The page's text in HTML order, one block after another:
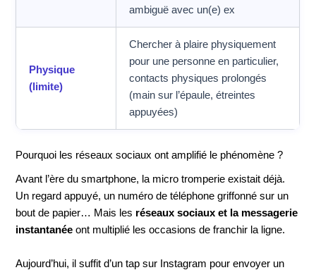
ambiguë avec un(e) ex
Physique
(limite)
Chercher à plaire physiquement
pour une personne en particulier,
contacts physiques prolongés
(main sur l’épaule, étreintes
appuyées)
Pourquoi les réseaux sociaux ont amplifié le phénomène ?
Avant l’ère du smartphone, la micro tromperie existait déjà.
Un regard appuyé, un numéro de téléphone griffonné sur un
bout de papier… Mais les réseaux sociaux et la messagerie
instantanée ont multiplié les occasions de franchir la ligne.
Aujourd’hui, il suffit d’un tap sur Instagram pour envoyer un